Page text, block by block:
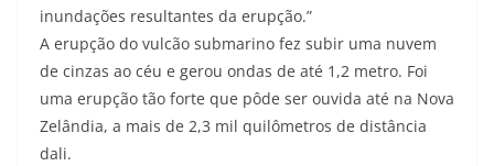
inundações resultantes da erupção.”
A erupção do vulcão submarino fez subir uma nuvem
de cinzas ao céu e gerou ondas de até 1,2 metro. Foi
uma erupção tão forte que pôde ser ouvida até na Nova
Zelândia, a mais de 2,3 mil quilômetros de distância
dali.